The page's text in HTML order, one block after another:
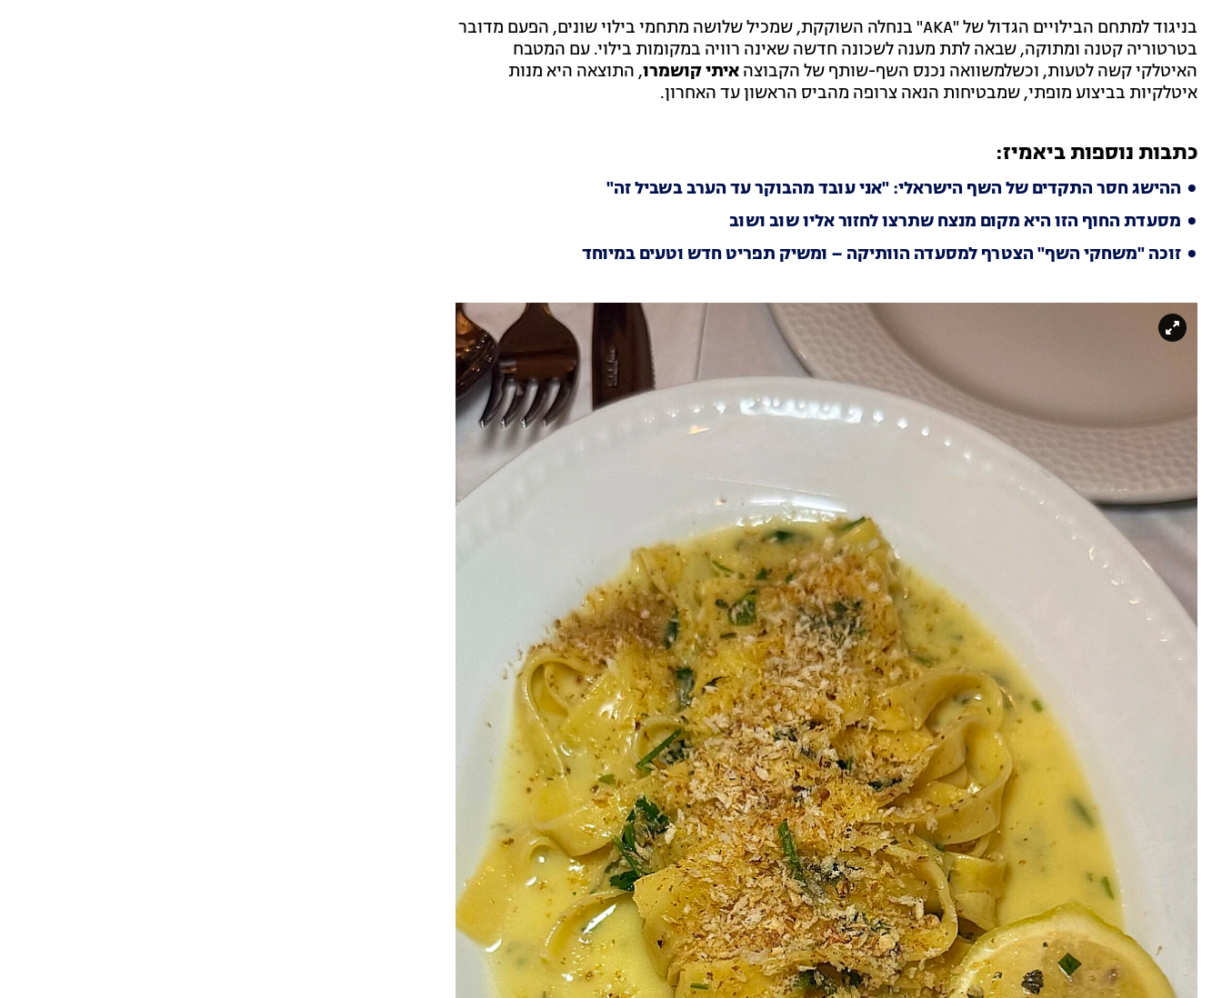
בניגוד למתחם הבילויים הגדול של "AKA" בנחלה השוקקת, שמכיל שלושה מתחמי בילוי שונים, הפעם מדובר
בטרטוריה קטנה ומתוקה, שבאה לתת מענה לשכונה חדשה שאינה רוויה במקומות בילוי. עם המטבח
האיטלקי קשה לטעות, וכשלמשוואה נכנס השף-שותף של הקבוצה איתי קושמרו, התוצאה היא מנות
איטלקיות בביצוע מופתי, שמבטיחות הנאה צרופה מהביס הראשון עד האחרון.
כתבות נוספות ביאמיז:
ההישג חסר התקדים של השף הישראלי: "אני עובד מהבוקר עד הערב בשביל זה"
מסעדת החוף הזו היא מקום מנצח שתרצו לחזור אליו שוב ושוב
זוכה "משחקי השף" הצטרף למסעדה הוותיקה – ומשיק תפריט חדש וטעים במיוחד